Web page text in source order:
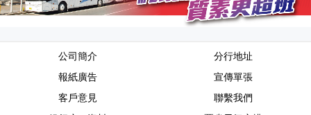
公司簡介
分行地址
報紙廣告
宣傳單張
客戶意見
聯繫我們